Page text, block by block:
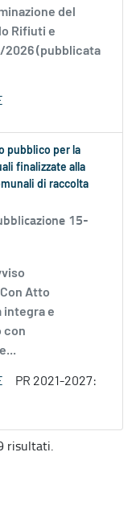
del
Rifiuti e
2026 (pubblicata
pubblico per la
finalizzate alla
di raccolta
15-
Atto
integra e
con
PR 2021-2027:
risultati.